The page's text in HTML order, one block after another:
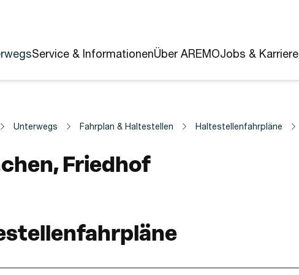
Service & InformationenÜber AREMOJobs & Karriere
Unterwegs Fahrplan & Haltestellen Haltestellenfahrpläne
Friedhof